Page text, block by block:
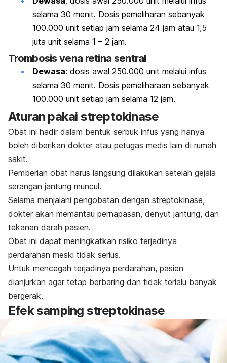
selama 30 menit. Dosis pemeliharan sebanyak
100.000 unit setiap jam selama 24 jam atau 1,5
juta unit selama 1 – 2 jam.
Trombosis vena retina sentral
Dewasa: dosis awal 250.000 unit melalui infus
selama 30 menit. Dosis pemeliharaan sebanyak
100.000 unit setiap jam selama 12 jam.
Aturan pakai streptokinase
Obat ini hadir dalam bentuk serbuk infus yang hanya
boleh diberikan dokter atau petugas medis lain di rumah
sakit.
Pemberian obat harus langsung dilakukan setelah gejala
serangan jantung muncul.
Selama menjalani pengobatan dengan streptokinase,
dokter akan memantau pernapasan, denyut jantung, dan
tekanan darah pasien.
Obat ini dapat meningkatkan risiko terjadinya
perdarahan meski tidak serius.
Untuk mencegah terjadinya perdarahan, pasien
dianjurkan agar tetap berbaring dan tidak terlalu banyak
bergerak.
Efek samping streptokinase